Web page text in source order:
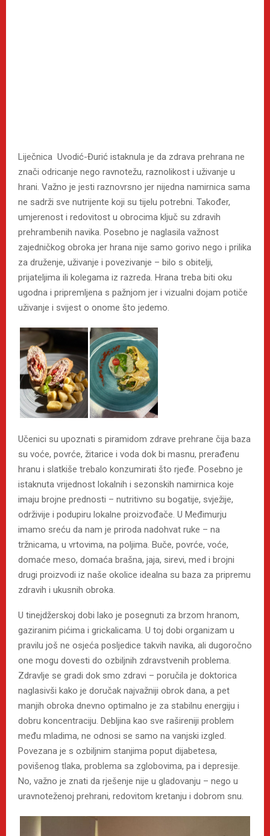
Liječnica Uvodić-Đurić istaknula je da zdrava prehrana ne
znači odricanje nego ravnotežu, raznolikost i uživanje u
hrani. Važno je jesti raznovrsno jer nijedna namirnica sama
ne sadrži sve nutrijente koji su tijelu potrebni. Također,
umjerenost i redovitost u obrocima ključ su zdravih
prehrambenih navika. Posebno je naglasila važnost
zajedničkog obroka jer hrana nije samo gorivo nego i prilika
za druženje, uživanje i povezivanje – bilo s obitelji,
prijateljima ili kolegama iz razreda. Hrana treba biti oku
ugodna i pripremljena s pažnjom jer i vizualni dojam potiče
uživanje i svijest o onome što jedemo.
Učenici su upoznati s piramidom zdrave prehrane čija baza
su voće, povrće, žitarice i voda dok bi masnu, prerađenu
hranu i slatkiše trebalo konzumirati što rjeđe. Posebno je
istaknuta vrijednost lokalnih i sezonskih namirnica koje
imaju brojne prednosti – nutritivno su bogatije, svježije,
održivije i podupiru lokalne proizvođače. U Međimurju
imamo sreću da nam je priroda nadohvat ruke – na
tržnicama, u vrtovima, na poljima. Buče, povrće, voće,
domaće meso, domaća brašna, jaja, sirevi, med i brojni
drugi proizvodi iz naše okolice idealna su baza za pripremu
zdravih i ukusnih obroka.
U tinejdžerskoj dobi lako je posegnuti za brzom hranom,
gaziranim pićima i grickalicama. U toj dobi organizam u
pravilu još ne osjeća posljedice takvih navika, ali dugoročno
one mogu dovesti do ozbiljnih zdravstvenih problema.
Zdravlje se gradi dok smo zdravi – poručila je doktorica
naglasivši kako je doručak najvažniji obrok dana, a pet
manjih obroka dnevno optimalno je za stabilnu energiju i
dobru koncentraciju. Debljina kao sve rašireniji problem
među mladima, ne odnosi se samo na vanjski izgled.
Povezana je s ozbiljnim stanjima poput dijabetesa,
povišenog tlaka, problema sa zglobovima, pa i depresije.
No, važno je znati da rješenje nije u gladovanju – nego u
uravnoteženoj prehrani, redovitom kretanju i dobrom snu.